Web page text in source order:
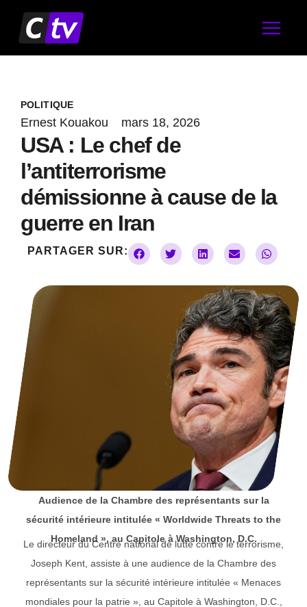
contenu
POLITIQUE
Ernest Kouakou mars 18, 2026
USA : Le chef de
l’antiterrorisme
démissionne à cause de la
guerre en Iran
PARTAGER SUR:
Audience de la Chambre des représentants sur la
sécurité intérieure intitulée « Worldwide Threats to the
Homeland », au Capitole à Washington, D.C.
Le directeur du Centre national de lutte contre le terrorisme,
Joseph Kent, assiste à une audience de la Chambre des
représentants sur la sécurité intérieure intitulée « Menaces
mondiales pour la patrie », au Capitole à Washington, D.C.,